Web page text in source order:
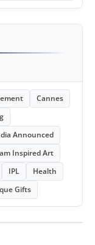
Cannes
Announced
Inspired Art
IPL
Health
Gifts